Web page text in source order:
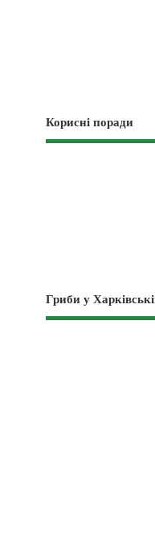
Корисні поради
Гриби у